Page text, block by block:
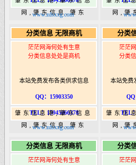
网,肇东信息,肇东
港|www.zhaodongshi.com
www.zdsxxg.com
网,肇
港
分类信息 无限商机
茫茫网海何处有生意
分类信息处处是商机
本站免费发布各类供求信息
QQ：15903350
TEL：15945066378
肇东信息港,肇东信息
网,肇东信息,肇东
港|www.zhaodongshi.com
www.zdsxxg.com
分类
茫茫
分类
本站免费
QQ
TEL
肇东信
网,肇
港
分类信息 无限商机
茫茫网海何处有生意
分类
茫茫